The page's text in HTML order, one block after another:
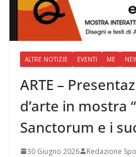
ALTRE NOTIZIE EVENTI ME
ARTE –
d’arte in mostra
Sanctorum e i
30 Giugno 2026 Redazione